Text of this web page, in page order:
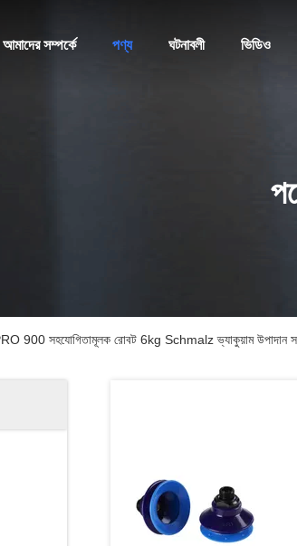
আমাদের সম্পর্কে পণ্য ঘটনাবলী ভিডিও
900 সহযোগিতামূলক রোবট 6kg Schmalz ভ্যাকুয়াম উপাদান